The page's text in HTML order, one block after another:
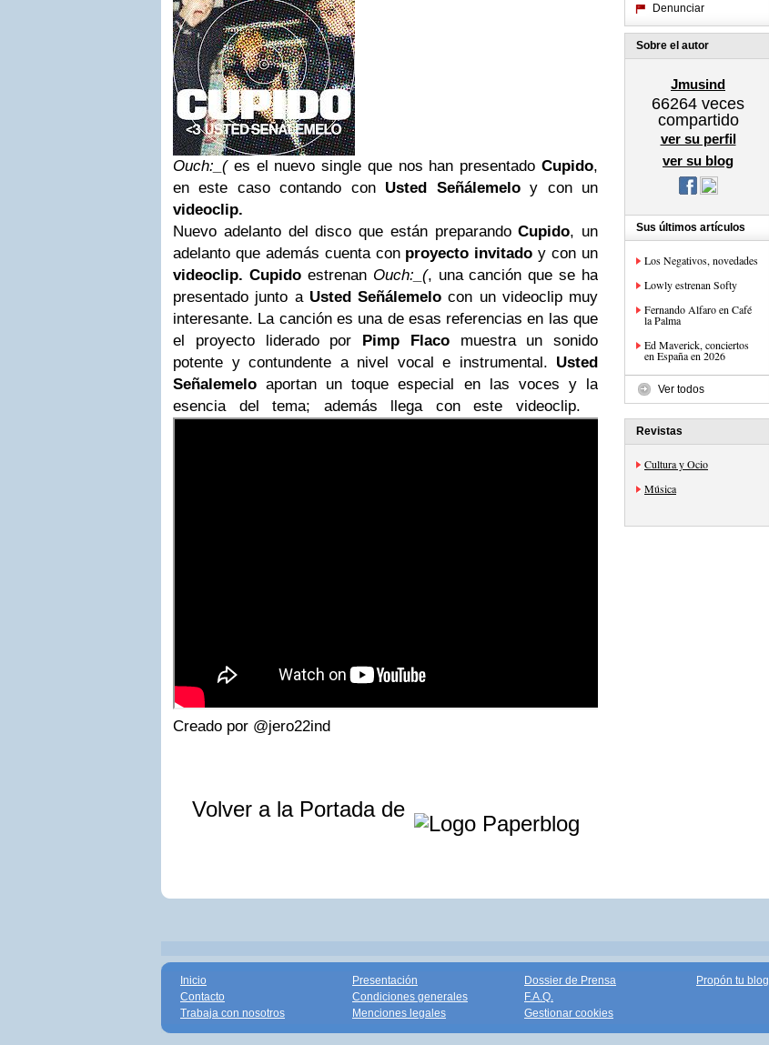
Ouch:_(es el nuevo single que nos han presentado Cupido,
en este caso contando con Usted Señálemeloy con un
videoclip.
Nuevo adelanto del disco que están preparandoCupido, un
adelanto que además cuenta con proyecto invitado y con un
videoclip. Cupidoestrenan Ouch:_(, una canción que se ha
presentado junto a Usted Señálemelo con un videoclip muy
interesante. La canción es una de esas referencias en las que
el proyecto liderado por Pimp Flacomuestra un sonido
potente y contundente a nivel vocal e instrumental. Usted
Señalemelo aportan un toque especial en las voces y la
esencia del tema; además llega con este videoclip.
Creado por @jero22ind
Volver a la Portada de
Denunciar
Sobre el autor
Jmusind
66264 veces
compartido
ver su perfil
ver su blog
Sus últimos artículos
Los Negativos, novedades
Lowly estrenan Softy
Fernando Alfaro en Café
la Palma
Ed Maverick, conciertos
en España en 2026
Ver todos
Revistas
Cultura y Ocio
Música
Inicio
Contacto
Trabaja con nosotros
Presentación
Condiciones generales
Menciones legales
Dossier de Prensa
F.A.Q.
Gestionar cookies
Propón tu blog